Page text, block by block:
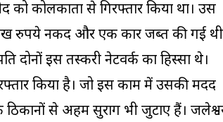
कोलकाता से गिरफ्तार किया था। उस
रुपये नकद और एक कार जब्त की गई
इस तस्करी नेटवर्क का हिस्सा थे।
किया है। जो इस काम में उसकी मदद
ठिकानों से अहम सुराग भी जुटाए हैं।